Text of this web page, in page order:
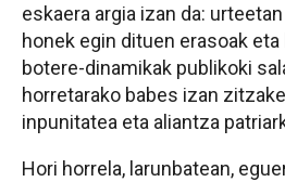
eskaera argia izan da:
honek egin dituen erasoak
botere-dinamikak publikoki
horretarako babes izan
inpunitatea eta aliantza
Hori horrela, larunbatean,